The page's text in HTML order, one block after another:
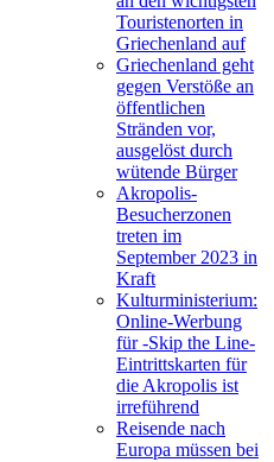
Touristenorten in
Griechenland auf
Griechenland geht
gegen Verstöße an
öffentlichen
Stränden vor,
ausgelöst durch
wütende Bürger
Akropolis-
Besucherzonen
treten im
September 2023 in
Kraft
Kulturministerium:
Online-Werbung
für -Skip the Line-
Eintrittskarten für
die Akropolis ist
irreführend
Reisende nach
Europa müssen bei